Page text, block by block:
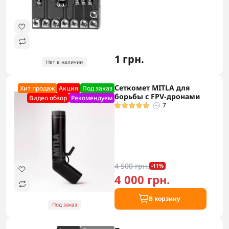
Нет в наличии 1 грн.
Хит продаж Акция Под заказ
Видео обзор Рекомендуем
Под заказ
Сеткомет MITLA для
борьбы с FPV-дронами
7
4 500 грн. -11%
4 000 грн.
В корзину